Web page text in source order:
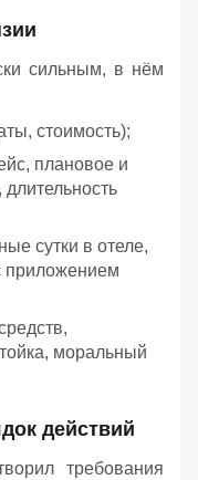
сильным, в нём
стоимость);
плановое и
сутки в отеле,
приложением
моральный
действий
требования